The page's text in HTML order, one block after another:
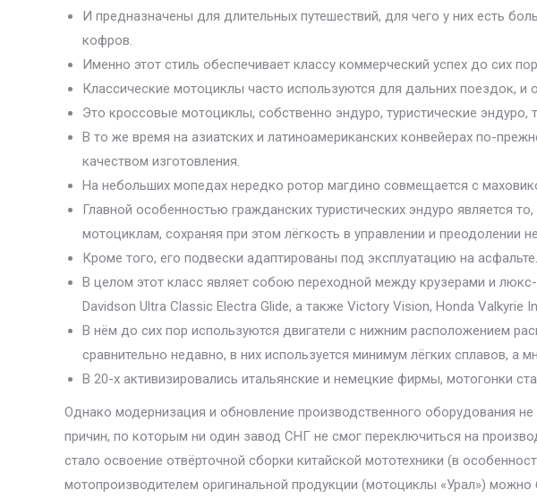
И предназначены для длительных путешествий, для чего у них есть
кофров.
Именно этот стиль обеспечивает классу коммерческий успех до сих
Классические мотоциклы часто используются для дальних поездок, и
Это кроссовые мотоциклы, собственно эндуро, туристические
В то же время на азиатских и латиноамериканских конвейерах по-
качеством изготовления.
На небольших мопедах нередко ротор магдино совмещается с
Главной особенностью гражданских туристических эндуро является
мотоциклам, сохраняя при этом лёгкость в управлении и преодолении
Кроме того, его подвески адаптированы под эксплуатацию на асфальте.
В целом этот класс являет собою переходной между крузерами и
Davidson Ultra Classic Electra Glide, а также Victory Vision, Honda Valkyrie
В нём до сих пор используются двигатели с нижним расположением
сравнительно недавно, в них используется минимум лёгких сплавов, а
В 20-х активизировались итальянские и немецкие фирмы, мотогонки
Однако модернизация и обновление производственного оборудования
причин, по которым ни один завод СНГ не смог переключиться на
стало освоение отвёрточной сборки китайской мототехники (в
мотопроизводителем оригинальной продукции (мотоциклы «Урал»)